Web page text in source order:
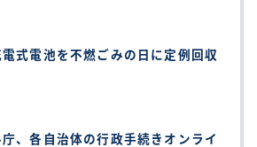
式電池を不燃ごみの日に定例回収
、各自治体の行政手続きオンライ